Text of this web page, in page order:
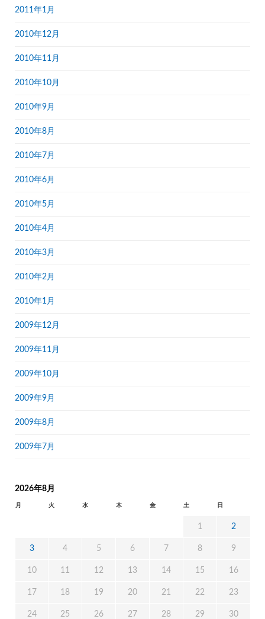
2011年1月
2010年12月
2010年11月
2010年10月
2010年9月
2010年8月
2010年7月
2010年6月
2010年5月
2010年4月
2010年3月
2010年2月
2010年1月
2009年12月
2009年11月
2009年10月
2009年9月
2009年8月
2009年7月
2026年8月
月 火 水 木 金 土 日
1 2
3 4 5 6 7 8 9
10 11 12 13 14 15 16
17 18 19 20 21 22 23
24 25 26 27 28 29 30